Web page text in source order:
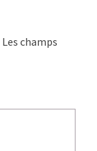
Les champs